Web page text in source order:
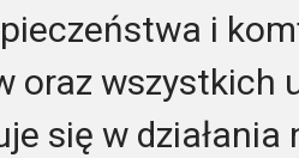
i
oraz wszystkich
się w działania